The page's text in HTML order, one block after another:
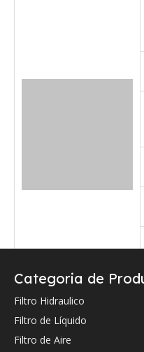
Verifique a continuación la
Categoria de
Filtro Hidraulico
Filtro de Líquido
Filtro de Aire